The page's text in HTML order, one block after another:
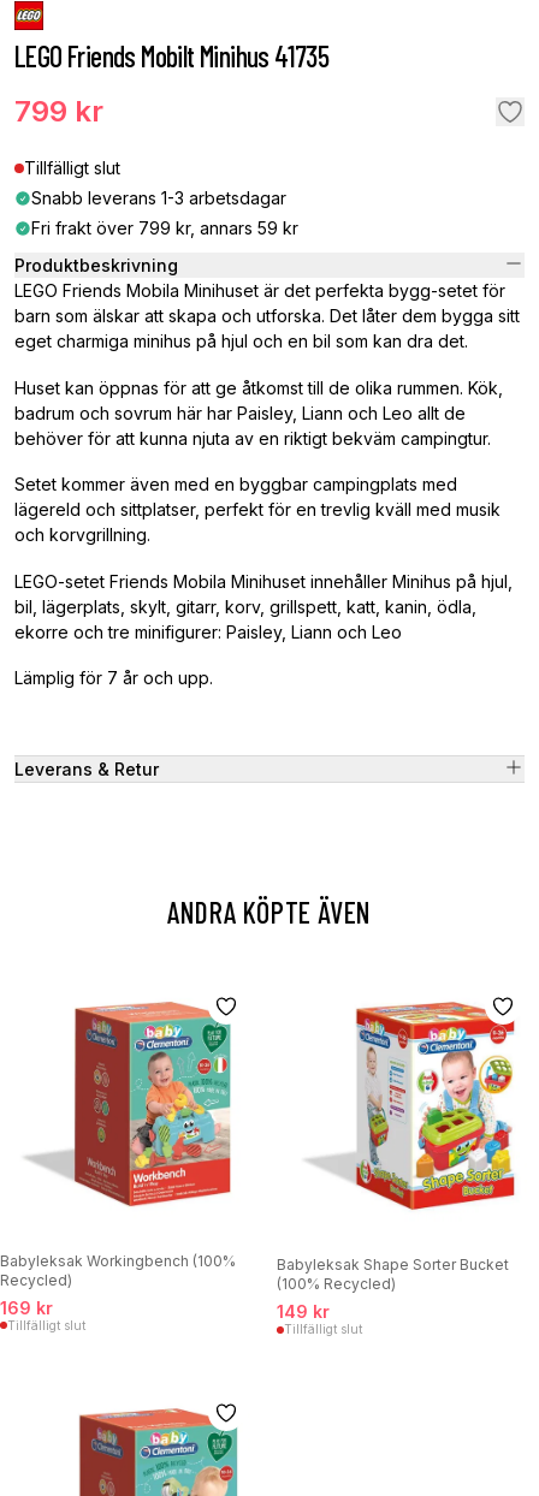
LEGO Friends Mobilt Minihus 41735
799 kr
Tillfälligt slut
Snabb leverans 1-3 arbetsdagar
Fri frakt över 799 kr, annars 59 kr
Produktbeskrivning
LEGO Friends Mobila Minihuset är det perfekta bygg-setet för
barn som älskar att skapa och utforska. Det låter dem bygga sitt
eget charmiga minihus på hjul och en bil som kan dra det.
Huset kan öppnas för att ge åtkomst till de olika rummen. Kök,
badrum och sovrum här har Paisley, Liann och Leo allt de
behöver för att kunna njuta av en riktigt bekväm campingtur.
Setet kommer även med en byggbar campingplats med
lägereld och sittplatser, perfekt för en trevlig kväll med musik
och korvgrillning.
LEGO-setet Friends Mobila Minihuset innehåller Minihus på hjul,
bil, lägerplats, skylt, gitarr, korv, grillspett, katt, kanin, ödla,
ekorre och tre minifigurer: Paisley, Liann och Leo
Lämplig för 7 år och upp.
Leverans & Retur
ANDRA KÖPTE ÄVEN
Babyleksak Workingbench (100%
Recycled)
169 kr
Tillfälligt slut
Babyleksak Shape Sorter Bucket
(100% Recycled)
149 kr
Tillfälligt slut